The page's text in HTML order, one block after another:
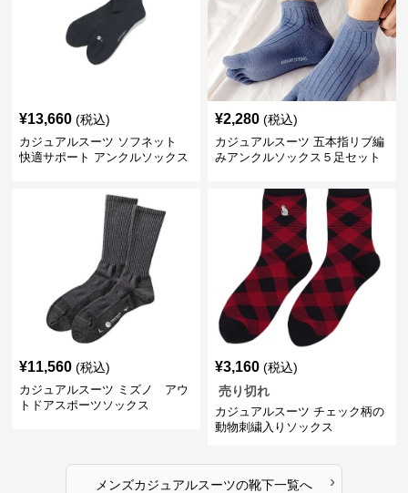
¥13,660 (税込)
カジュアルスーツ ソフネット
快適サポート アンクルソックス
¥2,280 (税込)
カジュアルスーツ 五本指リブ編
みアンクルソックス５足セット
¥11,560 (税込)
カジュアルスーツ ミズノ アウ
トドアスポーツソックス
¥3,160 (税込)
売り切れ
カジュアルスーツ チェック柄の
動物刺繍入りソックス
メンズカジュアルスーツの靴下一覧へ ›